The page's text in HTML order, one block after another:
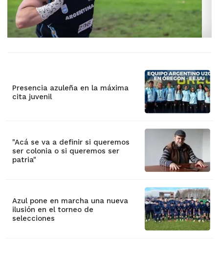
Presencia azuleña en la máxima
cita juvenil
"Acá se va a definir si queremos
ser colonia o si queremos ser
patria"
Azul pone en marcha una nueva
ilusión en el torneo de
selecciones